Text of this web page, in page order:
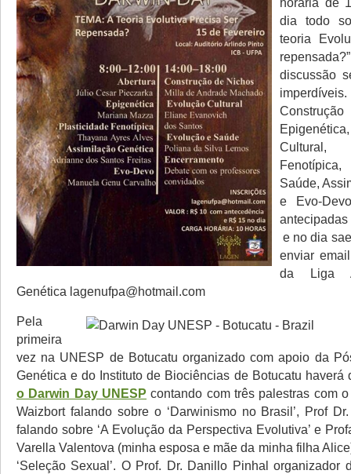
dia todo
teoria
discussão
Cultural,
Saúde,
e Evo-
e no dia
enviar
da Liga
Genética lagenufpa@hotmail.com
Pela
primeira
vez na UNESP de Botucatu organizado com apoio da
Genética e do Instituto de Biociências de Botucatu haverá
o Darwin Day UNESP contando com três palestras com
Waizbort falando sobre o ‘Darwinismo no Brasil’, Prof
falando sobre ‘A Evolução da Perspectiva Evolutiva’ e
Varella Valentova (minha esposa e mãe da minha filha
‘Seleção Sexual’. O Prof. Dr. Danillo Pinhal organizador